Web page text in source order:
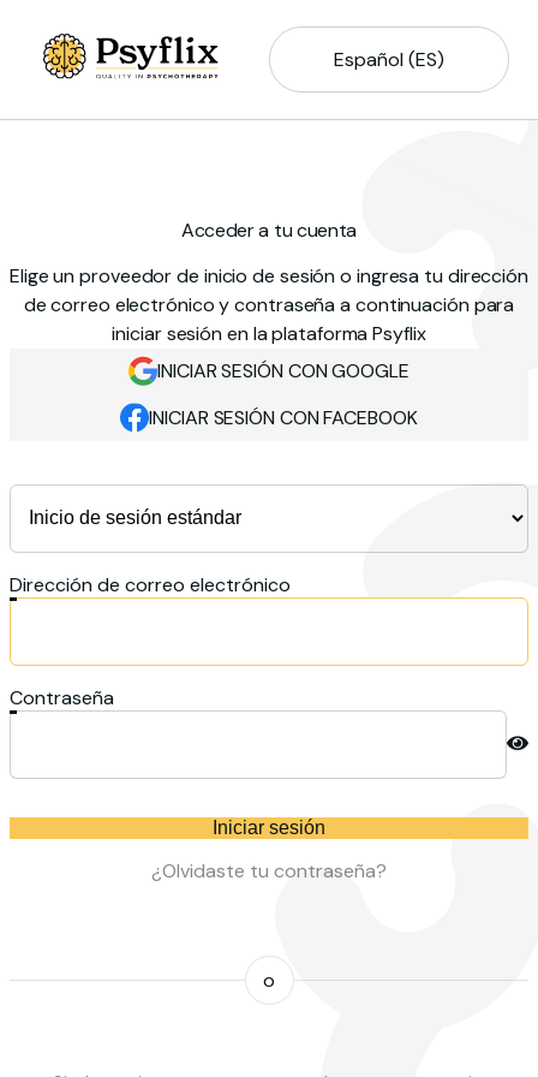
Español (ES)
Acceder a tu cuenta
Elige un proveedor de inicio de sesión o ingresa tu dirección
de correo electrónico y contraseña a continuación para
iniciar sesión en la plataforma Psyflix
INICIAR SESIÓN CON GOOGLE
INICIAR SESIÓN CON FACEBOOK
Dirección de correo electrónico
Contraseña
Iniciar sesión
¿Olvidaste tu contraseña?
o